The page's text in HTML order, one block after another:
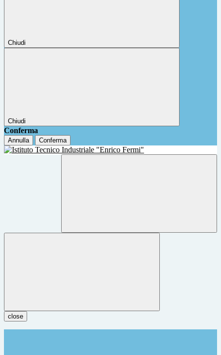
Chiudi
Chiudi
Conferma
Annulla Conferma
close